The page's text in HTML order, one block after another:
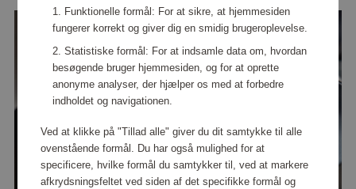
Funktionelle formål: For at sikre, at hjemmesiden
fungerer korrekt og giver dig en smidig brugeroplevelse.
Statistiske formål: For at indsamle data om, hvordan
besøgende bruger hjemmesiden, og for at oprette
anonyme analyser, der hjælper os med at forbedre
indholdet og navigationen.
Ved at klikke på "Tillad alle" giver du dit samtykke til alle
ovenstående formål. Du har også mulighed for at
specificere, hvilke formål du samtykker til, ved at markere
afkrydsningsfeltet ved siden af det specifikke formål og